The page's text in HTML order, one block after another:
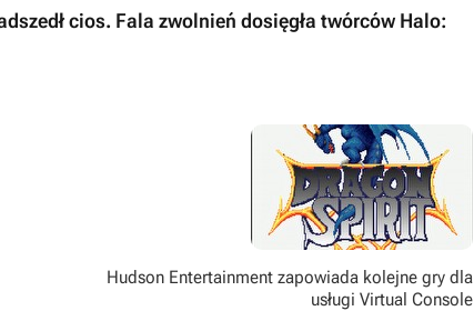
cios. Fala zwolnień dosięgła twórców Halo:
Hudson Entertainment zapowiada kolejne gry dla
usługi Virtual Console